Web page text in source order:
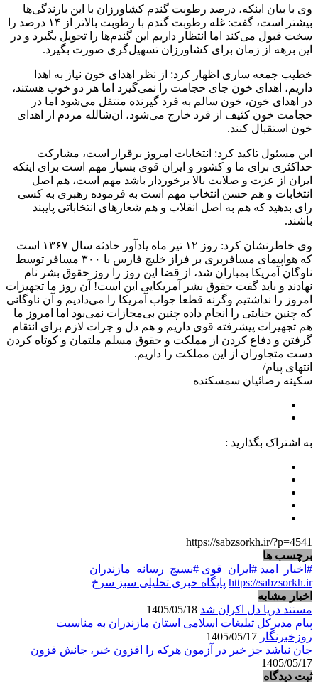
وی با بیان اینکه، درصد رطوبت گندم کشاورزان با این بارندگی‌ها
بیشتر است، گفت: غله رطوبت گندم با رطوبت بالاتر از ۱۴ درصد را
سخت قبول می‌کند اما انتظار داریم این گندم‌ها را تحویل بگیرد و در
این برهه از زمان برای کشاورزان تسهیل‌گری صورت بگیرد.
خطیب جمعه ساری اظهار کرد: از نظر اهدای خون نیاز به اهدا
داریم، اهدای خون جای حجامت را نمی‌گیرد اما هر دو خوب هستند،
در اهدای خون، خون سالم به فرد گیرنده منتقل می‌شود اما در
حجامت خون کثیف از فرد خارج می‌شود، ان‌شالله مردم از اهدای
خون استقبال کنند.
این مسئول تاکید کرد: انتخابات امروز برقرار است، مشارکت
حداکثری برای ما و کشور و ایران قوی بسیار مهم است برای اینکه
ایران از عزت و صلابت بالا برخوردار باشد مهم است، هم اصل
انتخابات و هم حسن انتخاب مهم است به فرموده رهبری به کسی
رای بدهید که هم به اصل انقلاب و هم شعارهای انتخاباتی پایبند
باشند.
وی خاطرنشان کرد: روز ۱۲ تیر ماه یادآور حادثه‌ سال ۱۳۶۷ است
که هواپیمای مسافربری بر فراز خلیج فارس با ۳۰۰ مسافر توسط
ناوگان آمریکا بمباران شد، از قضا این روز را روز حقوق بشر نام
نهادند و باید گفت حقوق بشر آمریکایی این است! آن روز ما تجهیزات
امروز را نداشتیم وگرنه قطعا جواب آمریکا را می‌دادیم و آن ناوگانی
که چنین جنایتی را انجام داده چنین بی‌مجازات نمی‌بود اما امروز ما
هم تجهیزات پیشرفته قوی داریم و هم دل و جرات لازم برای انتقام
گرفتن و دفاع کردن از مملکت و حقوق مسلم ملتمان و کوتاه کردن
دست متجاوزان از این مملکت را داریم.
انتهای پیام/
سکینه رضائیان سمسکنده
به اشتراک بگذارید :
https://sabzsorkh.ir/?p=4541
برچسب ها
#اخبار_امید #ایران_قوی #بسیج_رسانه_مازندران
https://sabzsorkh.ir پایگاه خبری تحلیلی سبز سرخ
اخبار مشابه
مستند دریا دل اکران شد
پیام مدیرکل تبلیغات اسلامی استان مازندران به مناسبت
روزخبرنگار
جان نباشد جز خبر در آزمون هرکه را افزون خبر، جانش فزون
1405/05/17
ثبت دیدگاه